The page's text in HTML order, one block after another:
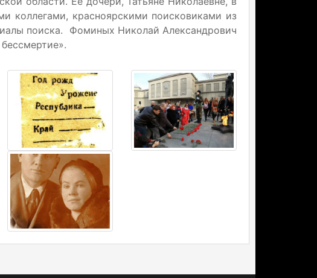
коллегами, красноярскими поисковиками из
поиска. Фоминых Николай Александрович